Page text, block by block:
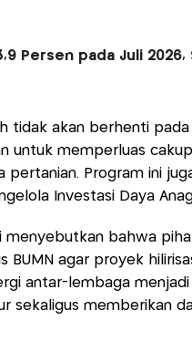
Persen pada Juli
tidak akan berhenti
untuk memperluas
pertanian. Program ini
Investasi Daya
menyebutkan bahwa
agar proyek
antar-lembaga
sekaligus memberikan